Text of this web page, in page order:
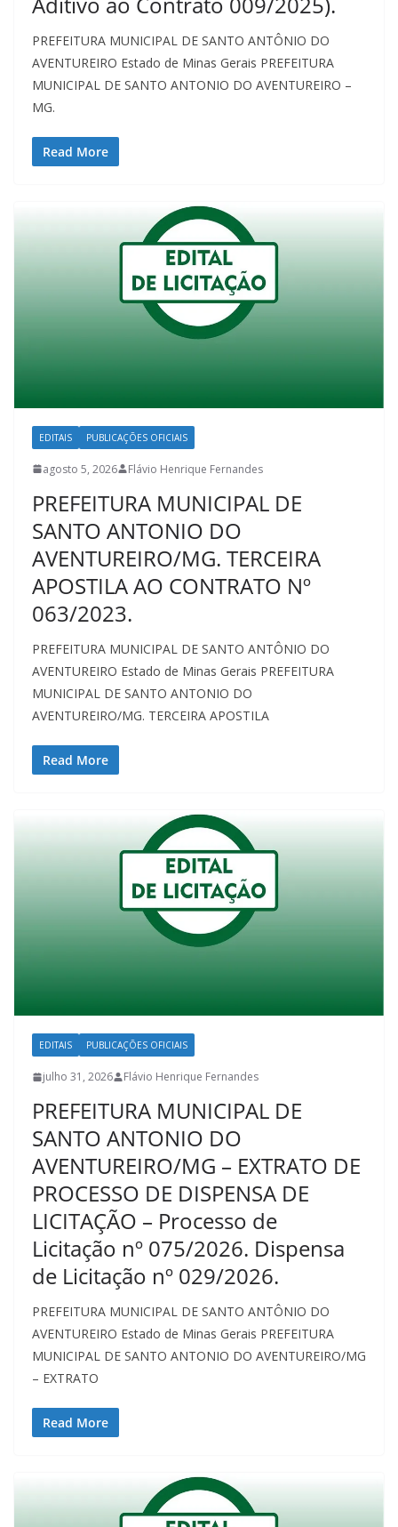
PREFEITURA MUNICIPAL DE SANTO ANTÔNIO DO
AVENTUREIRO Estado de Minas Gerais PREFEITURA
MUNICIPAL DE SANTO ANTONIO DO AVENTUREIRO –
MG.
Read More
EDITAIS PUBLICAÇÕES OFICIAIS
agosto 5, 2026 Flávio Henrique Fernandes
PREFEITURA MUNICIPAL DE
SANTO ANTONIO DO
AVENTUREIRO/MG. TERCEIRA
APOSTILA AO CONTRATO Nº
063/2023.
PREFEITURA MUNICIPAL DE SANTO ANTÔNIO DO
AVENTUREIRO Estado de Minas Gerais PREFEITURA
MUNICIPAL DE SANTO ANTONIO DO
AVENTUREIRO/MG. TERCEIRA APOSTILA
Read More
EDITAIS PUBLICAÇÕES OFICIAIS
julho 31, 2026 Flávio Henrique Fernandes
PREFEITURA MUNICIPAL DE
SANTO ANTONIO DO
AVENTUREIRO/MG – EXTRATO DE
PROCESSO DE DISPENSA DE
LICITAÇÃO – Processo de
Licitação nº 075/2026. Dispensa
de Licitação nº 029/2026.
PREFEITURA MUNICIPAL DE SANTO ANTÔNIO DO
AVENTUREIRO Estado de Minas Gerais PREFEITURA
MUNICIPAL DE SANTO ANTONIO DO AVENTUREIRO/MG
– EXTRATO
Read More